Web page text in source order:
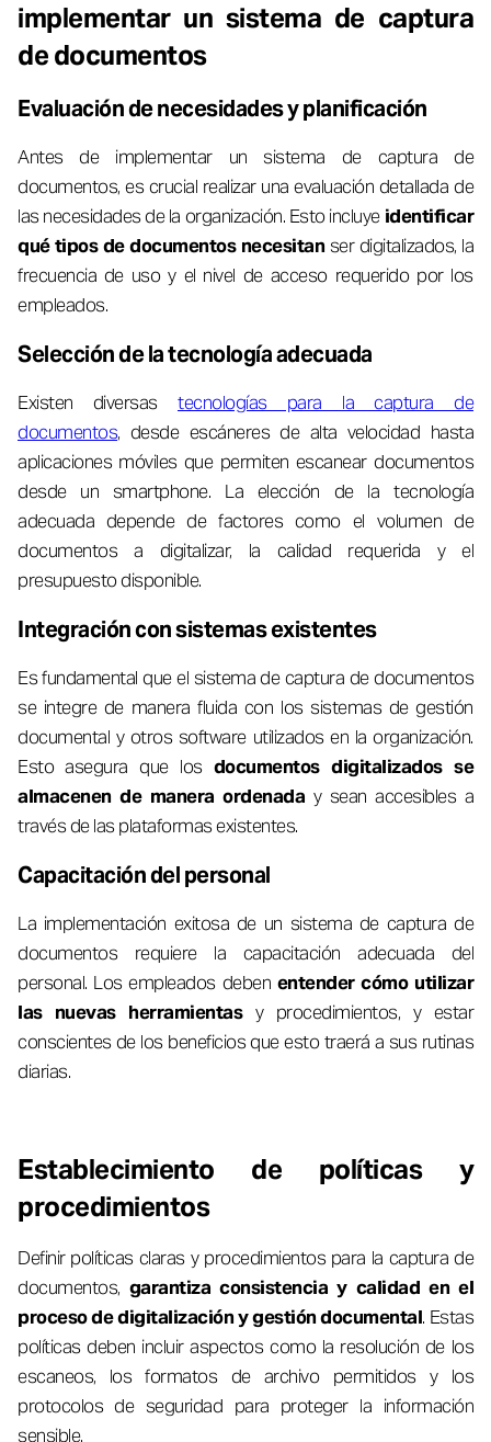
implementar un sistema de captura
de documentos
Evaluación de necesidades y planificación
Antes de implementar un sistema de captura de
documentos, es crucial realizar una evaluación detallada de
las necesidades de la organización. Esto incluye identificar
qué tipos de documentos necesitanser digitalizados, la
frecuencia de uso y el nivel de acceso requerido por los
empleados.
Selección de la tecnología adecuada
Existen diversas tecnologías para la captura de
documentos, desde escáneres de alta velocidad hasta
aplicaciones móviles que permiten escanear documentos
desde un smartphone. La elección de la tecnología
adecuada depende de factores como el volumen de
documentos a digitalizar, la calidad requerida y el
presupuesto disponible.
Integración con sistemas existentes
Es fundamental que el sistema de captura de documentos
se integre de manera fluida con los sistemas de gestión
documental y otros software utilizados en la organización.
Esto asegura que los documentos digitalizados se
almacenen de manera ordenada y sean accesibles a
través de las plataformas existentes.
Capacitación del personal
La implementación exitosa de un sistema de captura de
documentos requiere la capacitación adecuada del
personal. Los empleados deben entender cómo utilizar
las nuevas herramientas y procedimientos, y estar
conscientes de los beneficios que esto traerá a sus rutinas
diarias.
Establecimiento de políticas y
procedimientos
Definir políticas claras y procedimientos para la captura de
documentos, garantiza consistencia y calidad en el
proceso de digitalización y gestión documental. Estas
políticas deben incluir aspectos como la resolución de los
escaneos, los formatos de archivo permitidos y los
protocolos de seguridad para proteger la información
sensible.